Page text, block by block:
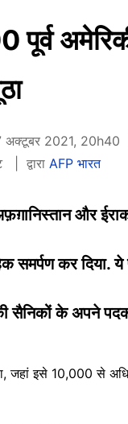
अक्टूबर 2021, 20h40
द्वारा AFP भारत
और
समर्पण कर दिया. ये
सैनिकों के अपने
जहां इसे 10,000 से